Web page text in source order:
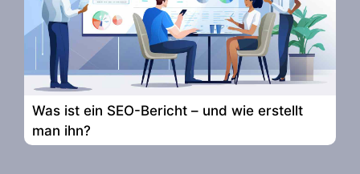
Was ist ein SEO-Bericht – und wie erstellt
man ihn?